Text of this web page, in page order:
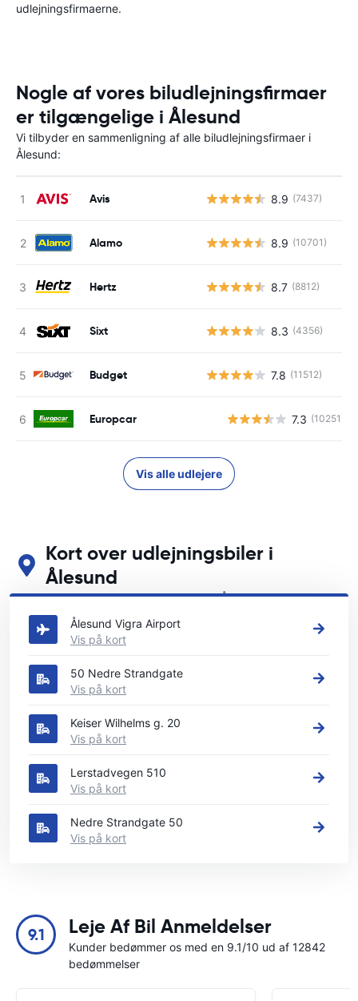
udlejningsfirmaerne.
Nogle af vores biludlejningsfirmaer
er tilgængelige i Ålesund
Vi tilbyder en sammenligning af alle biludlejningsfirmaer i
Ålesund:
Avis 8.9 (7437)
Alamo 8.9 (10701)
Hertz 8.7 (8812)
Sixt 8.3 (4356)
Budget 7.8 (11512)
Europcar 7.3 (10251)
Vis alle udlejere
Kort over udlejningsbiler i
Ålesund
Se vores vigtigste biludlejningssteder i Ålesund
Ålesund Vigra Airport
Vis på kort
50 Nedre Strandgate
Vis på kort
Keiser Wilhelms g. 20
Vis på kort
Lerstadvegen 510
Vis på kort
Nedre Strandgate 50
Vis på kort
9.1 Leje Af Bil Anmeldelser
Kunder bedømmer os med en 9.1/10 ud af 12842
bedømmelser